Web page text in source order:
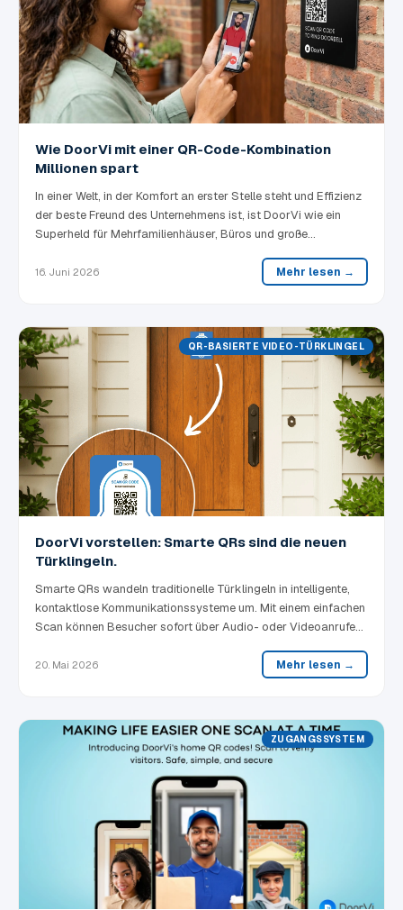
Wie DoorVi mit einer QR-Code-Kombination
Millionen spart
In einer Welt, in der Komfort an erster Stelle steht und Effizienz
der beste Freund des Unternehmens ist, ist DoorVi wie ein
Superheld für Mehrfamilienhäuser, Büros und große
Umhangs kommt DoorVi mit einem QR-Code, der Millionen von
Dollar sparen kann. Ja, Sie haben richtig gehört — ein QR-
16. Juni 2026 Mehr lesen →
QR-BASIERTE VIDEO-TÜRKLINGEL
DoorVi vorstellen: Smarte QRs sind die neuen
Türklingeln.
Smarte QRs wandeln traditionelle Türklingeln in intelligente,
kontaktlose Kommunikationssysteme um. Mit einem einfachen
Scan können Besucher sofort über Audio- oder Videoanrufe
Hauszugang intelligenter, sicherer und komfortabler macht.
20. Mai 2026 Mehr lesen →
ZUGANGSSYSTEM